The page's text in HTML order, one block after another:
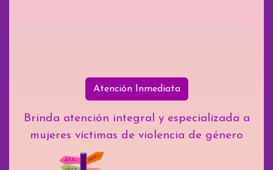
Atención Inmediata
Brinda atención integral y especializada a
mujeres víctimas de violencia de género